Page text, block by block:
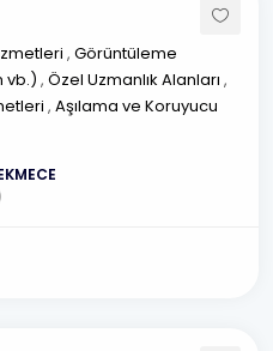
, Görüntüleme
vb.) , Özel Uzmanlık Alanları ,
, Aşılama ve Koruyucu